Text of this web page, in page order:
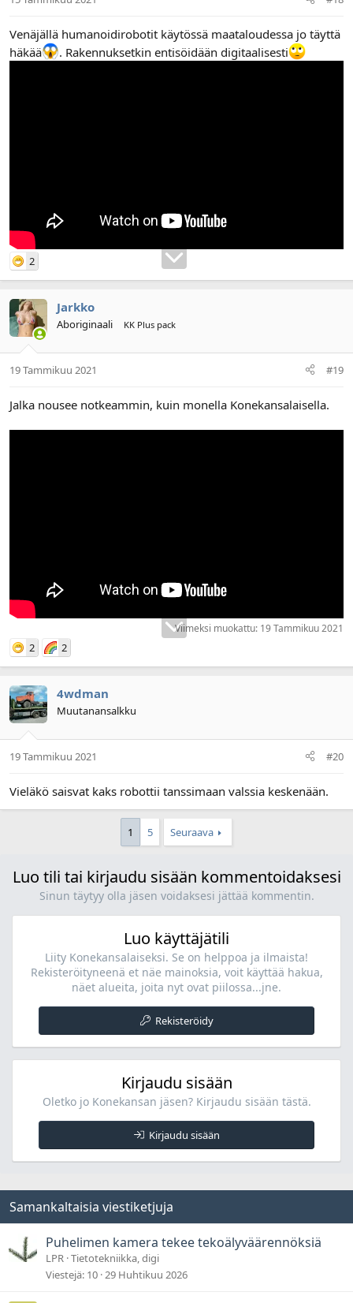
Venäjällä humanoidirobotit käytössä maataloudessa jo täyttä
häkää
. Rakennuksetkin entisöidään digitaalisesti
2
Jarkko
Aboriginaali KK Plus pack
19 Tammikuu 2021 #19
Jalka nousee notkeammin, kuin monella Konekansalaisella.
Viimeksi muokattu: 19 Tammikuu 2021
2 2
4wdman
Muutanansalkku
19 Tammikuu 2021 #20
Vieläkö saisvat kaks robottii tanssimaan valssia keskenään.
1 5 Seuraava
Luo tili tai kirjaudu sisään kommentoidaksesi
Sinun täytyy olla jäsen voidaksesi jättää kommentin.
Luo käyttäjätili
Liity Konekansalaiseksi. Se on helppoa ja ilmaista!
Rekisteröityneenä et näe mainoksia, voit käyttää hakua,
näet alueita, joita nyt ovat piilossa...jne.
Rekisteröidy
Kirjaudu sisään
Oletko jo Konekansan jäsen? Kirjaudu sisään tästä.
Kirjaudu sisään
Samankaltaisia viestiketjuja
Puhelimen kamera tekee tekoälyväärennöksiä
LPR Tietotekniikka, digi
Viestejä 10 29 Huhtikuu 2026